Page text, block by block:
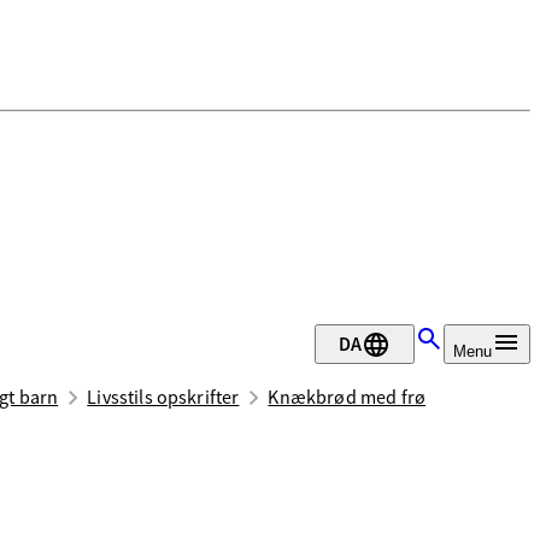
DA Menu
barn Livsstils opskrifter Knækbrød med frø